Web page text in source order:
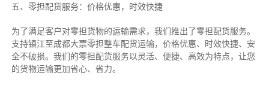
五、零担配货服务：价格优惠，时效快捷
为了满足客户对零担货物的运输需求，我们推出了零担配货服务。
支持镇江至成都大票零担整车配货运输，价格优惠、时效快捷、安
全不破损。我们的零担配货服务以灵活、便捷、高效为特点，让您
的货物运输更加省心、省力。